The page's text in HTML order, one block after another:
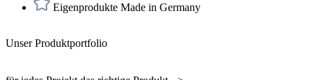
Eigenprodukte Made in Germany
Unser Produktportfolio